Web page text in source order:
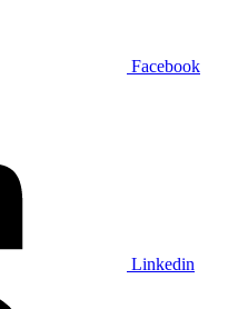
Facebook
Linkedin